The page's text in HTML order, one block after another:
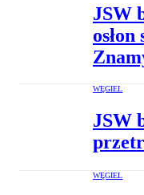
JSW
WĘGIEL
JSW
WĘGIEL